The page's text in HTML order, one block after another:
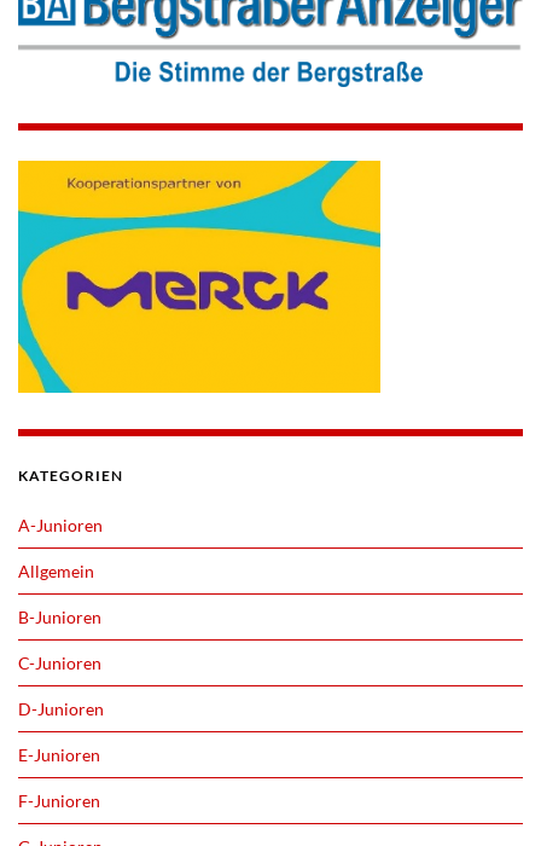
KATEGORIEN
A-Junioren
Allgemein
B-Junioren
C-Junioren
D-Junioren
E-Junioren
F-Junioren